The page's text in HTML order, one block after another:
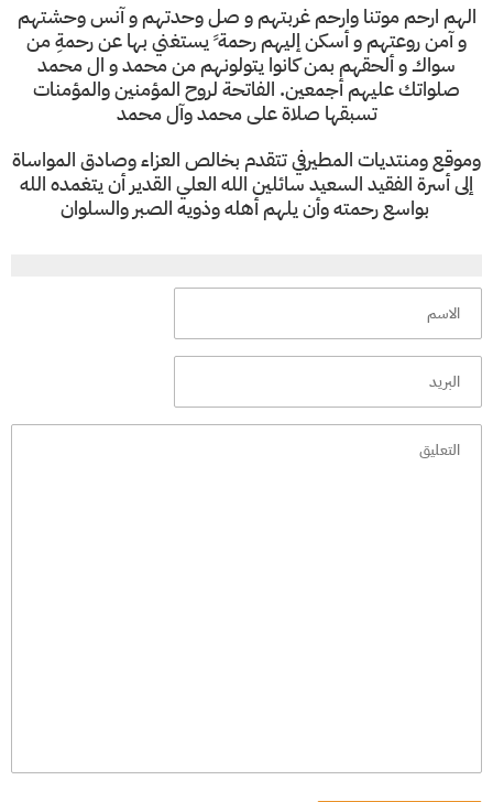
الهم ارحم موتنا وارحم غربتهم و صل وحدتهم و آنس وحشتهم
و آمن روعتهم و أسكن إليهم رحمة ً يستغني بها عن رحمةِ من
سواك و ألحقهم بمن كانوا يتولونهم من محمد و ال محمد
صلواتك عليهم أجمعين. الفاتحة لروح المؤمنين والمؤمنات
تسبقها صلاة على محمد وآل محمد
وموقع ومنتديات المطيرفي تتقدم بخالص العزاء وصادق المواساة
إلى أسرة الفقيد السعيد سائلين الله العلي القدير أن يتغمده الله
بواسع رحمته وأن يلهم أهله وذويه الصبر والسلوان